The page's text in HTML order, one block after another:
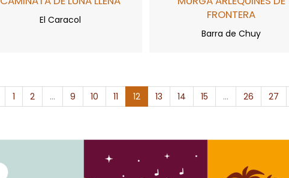
El Caracol
FRONTERA
Barra de Chuy
1 2 ... 9 10 11 12 13 14 15 ... 26 27